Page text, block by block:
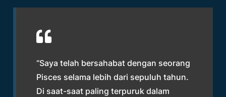
“Saya telah bersahabat dengan seorang
Pisces selama lebih dari sepuluh tahun.
Di saat-saat paling terpuruk dalam